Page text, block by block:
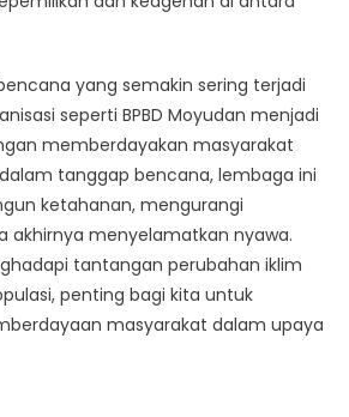
yang semakin sering terjadi
seperti BPBD Moyudan menjadi
memberdayakan masyarakat
tanggap bencana, lembaga ini
ketahanan, mengurangi
akhirnya menyelamatkan nyawa.
tantangan perubahan iklim
penting bagi kita untuk
masyarakat dalam upaya